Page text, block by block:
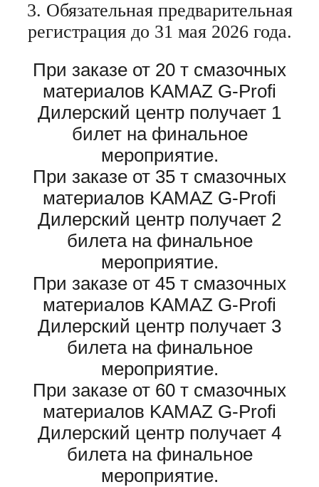
3. Обязательная предварительная
регистрация до 31 мая 2026 года.
При заказе от 20 т смазочных
материалов KAMAZ G-Profi
Дилерский центр получает 1
билет на финальное
мероприятие.
При заказе от 35 т смазочных
материалов KAMAZ G-Profi
Дилерский центр получает 2
билета на финальное
мероприятие.
При заказе от 45 т смазочных
материалов KAMAZ G-Profi
Дилерский центр получает 3
билета на финальное
мероприятие.
При заказе от 60 т смазочных
материалов KAMAZ G-Profi
Дилерский центр получает 4
билета на финальное
мероприятие.